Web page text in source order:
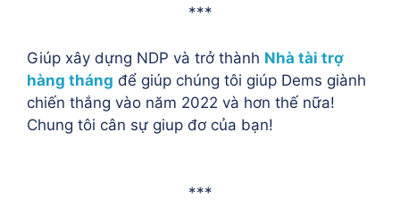
***
Giúp xây dựng NDP và trở thành Nhà tài trợ
hàng tháng để giúp chúng tôi giúp Dems giành
chiến thắng vào năm 2022 và hơn thế nữa!
Chung tôi cân sự giup đơ của bạn!
***